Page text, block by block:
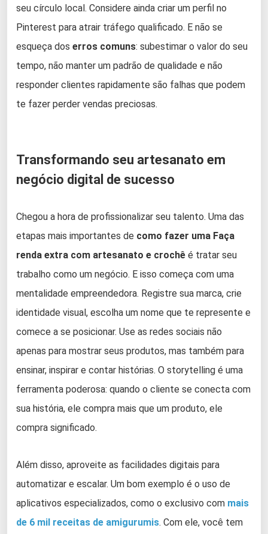
seu círculo local. Considere ainda criar um perfil no
Pinterest para atrair tráfego qualificado. E não se
esqueça dos erros comuns: subestimar o valor do seu
tempo, não manter um padrão de qualidade e não
responder clientes rapidamente são falhas que podem
te fazer perder vendas preciosas.
Transformando seu artesanato em
negócio digital de sucesso
Chegou a hora de profissionalizar seu talento. Uma das
etapas mais importantes de como fazer uma Faça
renda extra com artesanato e crochê é tratar seu
trabalho como um negócio. E isso começa com uma
mentalidade empreendedora. Registre sua marca, crie
identidade visual, escolha um nome que te represente e
comece a se posicionar. Use as redes sociais não
apenas para mostrar seus produtos, mas também para
ensinar, inspirar e contar histórias. O storytelling é uma
ferramenta poderosa: quando o cliente se conecta com
sua história, ele compra mais que um produto, ele
compra significado.
Além disso, aproveite as facilidades digitais para
automatizar e escalar. Um bom exemplo é o uso de
aplicativos especializados, como o exclusivo com mais
de 6 mil receitas de amigurumis. Com ele, você tem